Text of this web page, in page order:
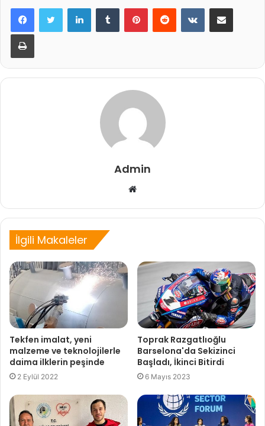
LinkedInTumblr PinterestReddit VKontakteE-Posta ile paylaş
Yazdır
Admin
Web
İlgili Makaleler
Tekfen imalat, yeni
malzeme ve teknolojilerle
daima ilklerin peşinde
2 Eylül 2022
Toprak Razgatlıoğlu
Barselona'da Sekizinci
Başladı, İkinci Bitirdi
6 Mayıs 2023